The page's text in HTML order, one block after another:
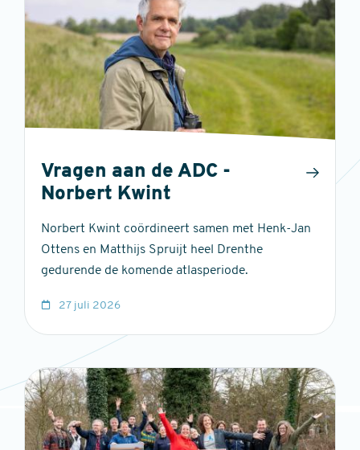
Vragen aan de ADC -
Norbert Kwint
Norbert Kwint coördineert samen met Henk-Jan
Ottens en Matthijs Spruijt heel Drenthe
gedurende de komende atlasperiode.
27 juli 2026